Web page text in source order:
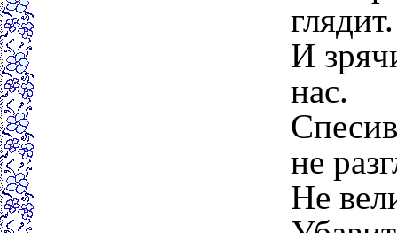
глядит.
И
нас.
не
Не